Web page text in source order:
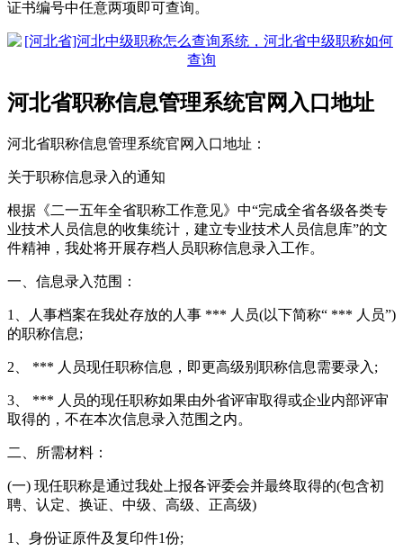
证书编号中任意两项即可查询。
河北省职称信息管理系统官网入口地址
河北省职称信息管理系统官网入口地址：
关于职称信息录入的通知
根据《二一五年全省职称工作意见》中“完成全省各级各类专
业技术人员信息的收集统计，建立专业技术人员信息库”的文
件精神，我处将开展存档人员职称信息录入工作。
一、信息录入范围：
1、人事档案在我处存放的人事 *** 人员(以下简称“ *** 人员”)
的职称信息;
2、 *** 人员现任职称信息，即更高级别职称信息需要录入;
3、 *** 人员的现任职称如果由外省评审取得或企业内部评审
取得的，不在本次信息录入范围之内。
二、所需材料：
(一) 现任职称是通过我处上报各评委会并最终取得的(包含初
聘、认定、换证、中级、高级、正高级)
1、身份证原件及复印件1份;